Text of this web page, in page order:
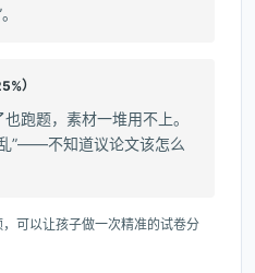
）
跑题，素材一堆用不上。
”——不知道议论文该怎么
可以让孩子做一次精准的试卷分